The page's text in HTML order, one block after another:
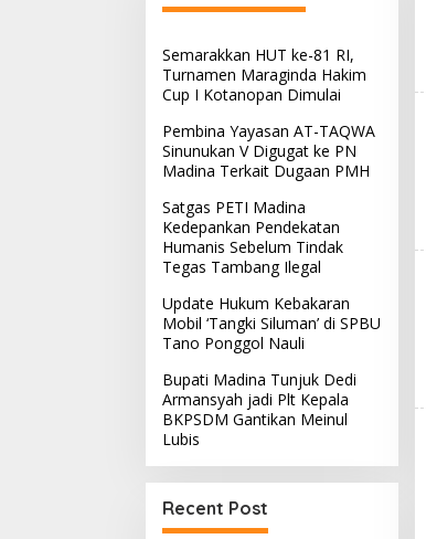
Semarakkan HUT ke-81 RI,
Turnamen Maraginda Hakim
Cup I Kotanopan Dimulai
Pembina Yayasan AT-TAQWA
Sinunukan V Digugat ke PN
Madina Terkait Dugaan PMH
Satgas PETI Madina
Kedepankan Pendekatan
Humanis Sebelum Tindak
Tegas Tambang Ilegal
Update Hukum Kebakaran
Mobil ‘Tangki Siluman’ di SPBU
Tano Ponggol Nauli
Bupati Madina Tunjuk Dedi
Armansyah jadi Plt Kepala
BKPSDM Gantikan Meinul
Lubis
Recent Post